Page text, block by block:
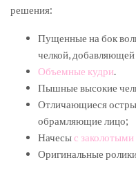
решения:
Пущенные на бок
челкой,
Объемные кудри.
Пышные высокие
Отличающиеся
обрамляющие лицо;
Начесыс заколотыми
Оригинальные